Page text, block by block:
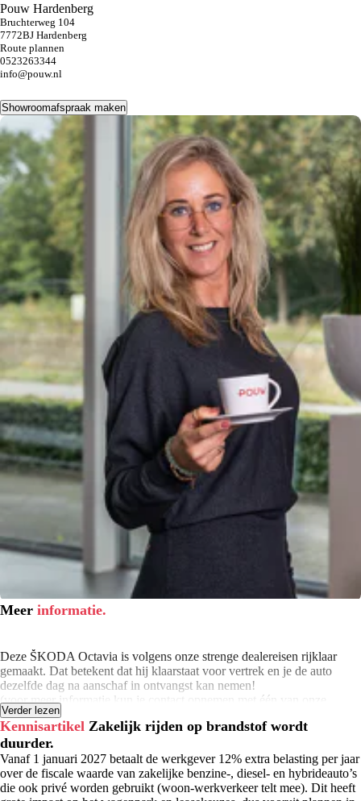
Pouw Hardenberg
Bruchterweg 104
7772BJ Hardenberg
Route plannen
0523263344
info@pouw.nl
Showroomafspraak maken
Meer informatie.
Deze ŠKODA Octavia is volgens onze strenge dealereisen rijklaar
gemaakt. Dat betekent dat hij klaarstaat voor vertrek en je de auto
dezelfde dag na aanschaf in ontvangst kan nemen!
(voor meer informatie kun je contact opnemen met één van onze
verkoopadviseurs)
Wij hebben je auto op 130 technische punten gecontroleerd. Moet de
onderhoudsbeurt plaatsvinden binnen 6 maanden of 10.000 kilometer
(afhankelijk van wat het eerst komt)? Dan hebben wij die alvast
uitgevoerd. De binnen- en buitenkant van de auto is professioneel
Verder lezen
Kennisartikel Zakelijk rijden op brandstof wordt
duurder.
Vanaf 1 januari 2027 betaalt de werkgever 12% extra belasting per jaar
over de fiscale waarde van zakelijke benzine-, diesel- en hybrideauto’s
die ook privé worden gebruikt (woon-werkverkeer telt mee). Dit heeft